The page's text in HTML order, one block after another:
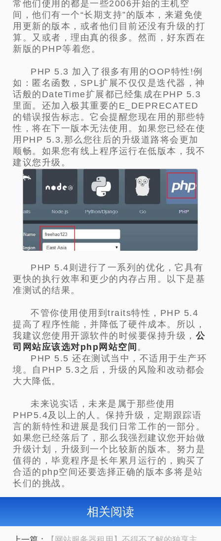
常他们使用的都是一些2006开始的主机空
间，他们有一个“长期支持”的版本，来避免使
用更新的版本，或者他们目前还没有升级的打
算。又或者，理由真的很多。然而，好东西在
新版的PHP等着您。
PHP 5.3 加入了很多有用的OOP特性!例
如：匿名函数，SPL扩展不仅仅是迭代器，神
话般的DateTime扩展都已经集成在PHP 5.3
里面。还加入极其重要的E_DEPRECATED
的错误报告标志。它会提醒您现在用的那些特
性，将在下一版本无法使用。如果您已经在使
用PHP 5.3,那么您往后的升级道路将会更加
顺畅。如果您有线上程序运行在低版本，我不
建议您升级。
PHP 5.4则进行了一系列的优化，它具有
更快的执行效率和更少的内存占用。以下是基
准测试的结果。
不管你使用使用到traits特性，PHP 5.4
提高了程序性能，并降低了硬件成本。所以，
我建议您使用开源软件的时候要保持升级， 公
司网站应该选对php网站空间 。
PHP 5.5 还在测试当中，不适用于生产环
境。自PHP 5.3之后，升级的风险和改动都会
大大降低。
未来说实话，未来是属于那些使用
PHP5.4及以上的人。保持升级，定期跟踪语
言的新特性和进展是我们日常工作的一部分。
如果您已经落后了，那么我强烈建议您开始做
升级计划，升级到一个比较新的版本。努力是
值得的，毕竟程序是长年累月运行的，购买了
合适的php空间还要选择正确的版本多将是站
长们的挑战。
相关阅读